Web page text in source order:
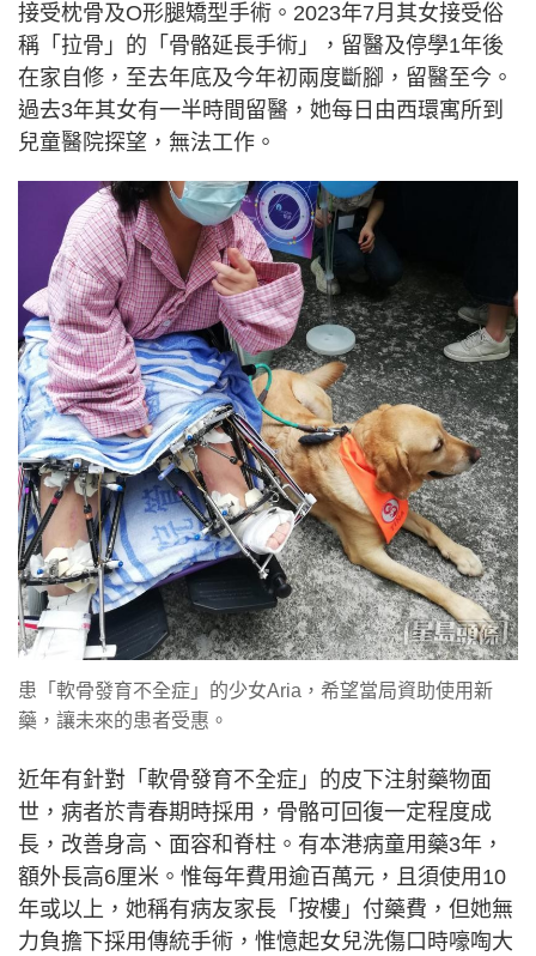
接受枕骨及O形腿矯型手術。2023年7月其女接受俗
稱「拉骨」的「骨骼延長手術」，留醫及停學1年後
在家自修，至去年底及今年初兩度斷腳，留醫至今。
過去3年其女有一半時間留醫，她每日由西環寓所到
兒童醫院探望，無法工作。
患「軟骨發育不全症」的少女Aria，希望當局資助使用新
藥，讓未來的患者受惠。
近年有針對「軟骨發育不全症」的皮下注射藥物面
世，病者於青春期時採用，骨骼可回復一定程度成
長，改善身高、面容和脊柱。有本港病童用藥3年，
額外長高6厘米。惟每年費用逾百萬元，且須使用10
年或以上，她稱有病友家長「按樓」付藥費，但她無
力負擔下採用傳統手術，惟憶起女兒洗傷口時嚎啕大